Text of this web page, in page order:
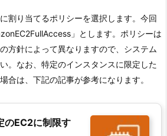
割り当てるポリシーを選択します。今回
」とします。ポリシーは
方針によって異なりますので、システム
。なお、特定のインスタンスに限定した
合は、下記の記事が参考になります。
のEC2に制限す